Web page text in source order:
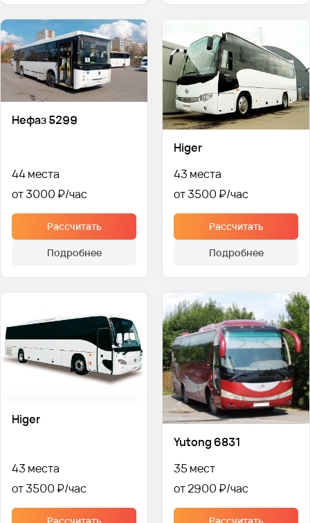
Нефаз 5299
44 места
от 3000 ₽
Рассчитать
Подробнее
Higer
43 места
от 3500 ₽
Рассчитать
Подробнее
Higer
43 места
от 3500 ₽
Yutong 6831
35 мест
от 2900 ₽